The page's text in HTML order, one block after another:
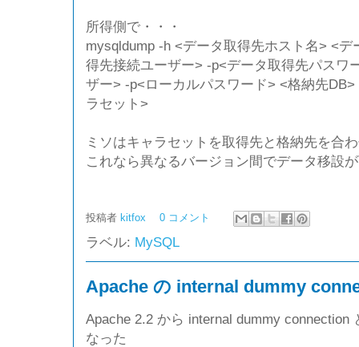
所得側で・・・
mysqldump -h <データ取得先ホスト名> <
得先接続ユーザー> -p<データ取得先パスワ
ザー> -p<ローカルパスワード> <格納先
ラセット>
ミソはキャラセットを取得先と格納先を合
これなら異なるバージョン間でデータ移設
投稿者 kitfox 0 コメント
ラベル: MySQL
Apache の internal dummy
Apache 2.2 から internal dummy connection
なった